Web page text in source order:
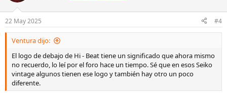
o
n
e
22 May 2025 #4
Ventura dijo:
El logo de debajo de Hi - Beat tiene un significado que ahora mismo
no recuerdo, lo leí por el foro hace un tiempo. Sé que en esos Seiko
vintage algunos tienen ese logo y también hay otro un poco
diferente.